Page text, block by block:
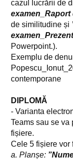
Alumni
Asociații
Reprezentanți
FAST 2026
Conferința
SECESSION +
cazul lucrării de
examen_ Raport
de similitudine și
Powerpoint.).
Exemplu de
contemporane
DIPLOMĂ
- Varianta
Teams sau se va
fișiere.
Cele 5 fișiere vor
a. Planșe: ”